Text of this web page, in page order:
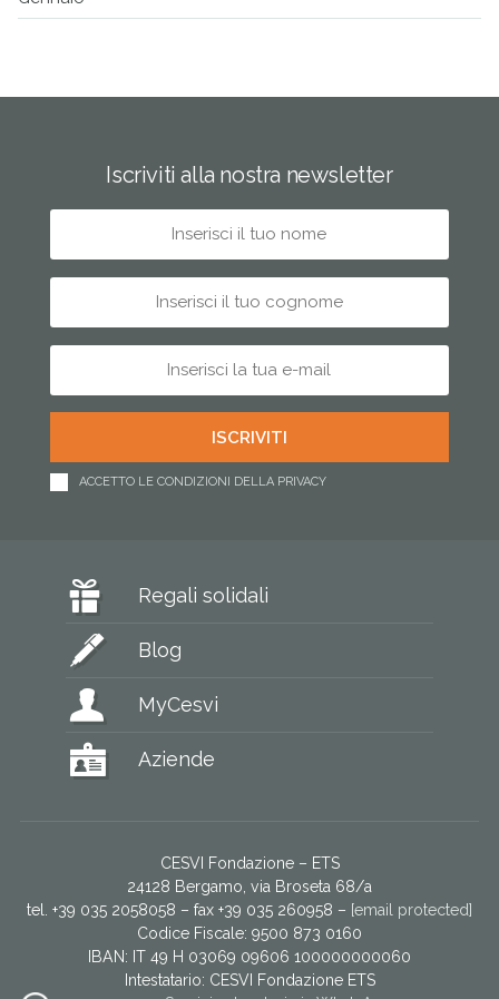
Iscriviti alla nostra newsletter
ACCETTO LE CONDIZIONI DELLA PRIVACY
Regali solidali
Blog
MyCesvi
Aziende
CESVI Fondazione – ETS
24128 Bergamo, via Broseta 68/a
tel. +39 035 2058058 – fax +39 035 260958 – [email protected]
Codice Fiscale: 9500 873 0160
IBAN: IT 49 H 03069 09606 100000000060
Intestatario: CESVI Fondazione ETS